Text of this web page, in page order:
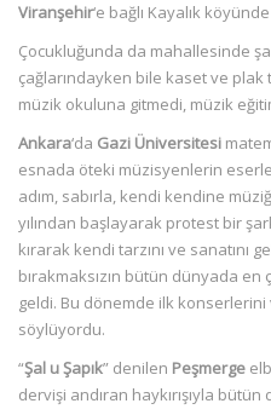
Viranşehir‘e bağlı Kayalık
Çocukluğunda da mahallesinde
çağlarındayken bile kaset ve
müzik okuluna gitmedi, müzik
Ankara‘da Gazi Üniversitesi
esnada öteki müzisyenlerin
adım, sabırla, kendi kendine
yılından başlayarak protest bir
kırarak kendi tarzını ve sanatını
bırakmaksızın bütün dünyada en
geldi. Bu dönemde ilk konserlerini
söylüyordu.
“Şal u Şapık” denilen Peşmerge
dervişi andıran haykırışıyla